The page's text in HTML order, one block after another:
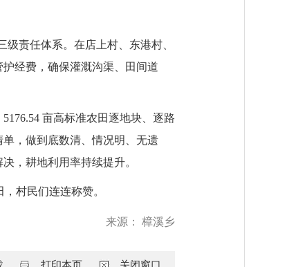
责任体系。在店上村、东港村、
经费，确保灌溉沟渠、田间道
亩高标准农田逐地块、逐路
，做到底数清、情况明、无遗
，耕地利用率持续提升。
村民们连连称赞。
来源： 樟溪乡